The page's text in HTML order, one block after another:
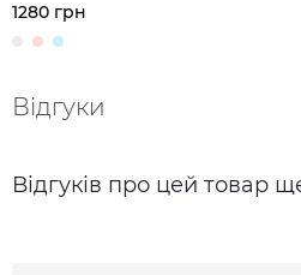
1280 грн
Відгуки
Відгуків про цей товар